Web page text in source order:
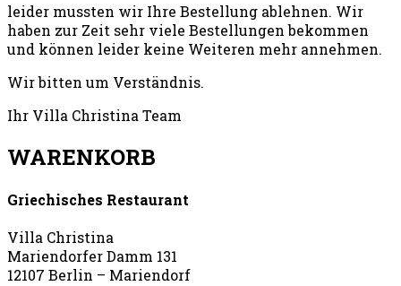
leider mussten wir Ihre Bestellung ablehnen. Wir
haben zur Zeit sehr viele Bestellungen bekommen
und können leider keine Weiteren mehr annehmen.
Wir bitten um Verständnis.
Ihr Villa Christina Team
WARENKORB
Griechisches Restaurant
Villa Christina
Mariendorfer Damm 131
12107 Berlin – Mariendorf